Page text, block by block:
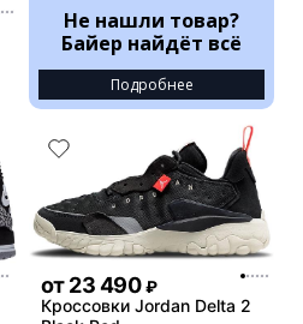
Не нашли товар?
Байер найдёт всё
Подробнее
от23 490 ₽
Кроссовки Jordan Delta 2